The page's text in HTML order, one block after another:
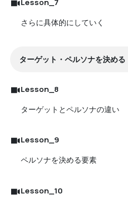
Lesson_7
さらに具体的にしていく
ターゲット・ペルソナを決める
Lesson_8
ターゲットとペルソナの違い
Lesson_9
ペルソナを決める要素
Lesson_10